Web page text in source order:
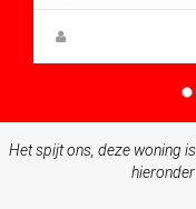
Het spijt ons, deze woning